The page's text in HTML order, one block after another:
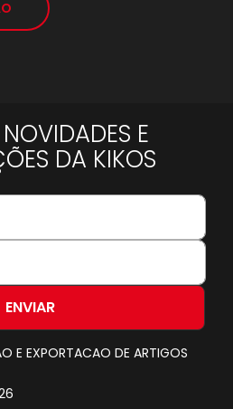
E
DA KIKOS
ENVIAR
E EXPORTACAO DE ARTIGOS